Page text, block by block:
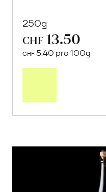
250g
CHF 13.50
CHF 5.40 pro 100g